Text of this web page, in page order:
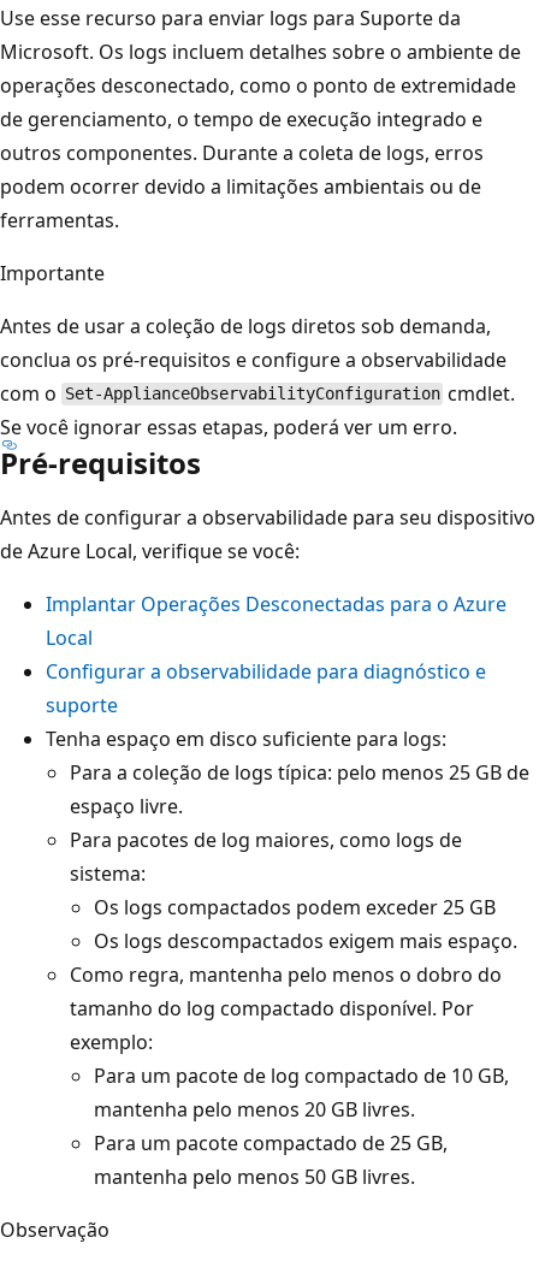
Use esse recurso para enviar logs para Suporte da
Microsoft. Os logs incluem detalhes sobre o ambiente de
operações desconectado, como o ponto de extremidade
de gerenciamento, o tempo de execução integrado e
outros componentes. Durante a coleta de logs, erros
podem ocorrer devido a limitações ambientais ou de
ferramentas.
Importante
Antes de usar a coleção de logs diretos sob demanda,
conclua os pré-requisitos e configure a observabilidade
com o Set-ApplianceObservabilityConfiguration cmdlet.
Se você ignorar essas etapas, poderá ver um erro.
Pré-requisitos
Antes de configurar a observabilidade para seu dispositivo
de Azure Local, verifique se você:
Implantar Operações Desconectadas para o Azure
Local
Configurar a observabilidade para diagnóstico e
suporte
Tenha espaço em disco suficiente para logs:
Para a coleção de logs típica: pelo menos 25 GB de
espaço livre.
Para pacotes de log maiores, como logs de
sistema:
Os logs compactados podem exceder 25 GB
Os logs descompactados exigem mais espaço.
Como regra, mantenha pelo menos o dobro do
tamanho do log compactado disponível. Por
exemplo:
Para um pacote de log compactado de 10 GB,
mantenha pelo menos 20 GB livres.
Para um pacote compactado de 25 GB,
mantenha pelo menos 50 GB livres.
Observação